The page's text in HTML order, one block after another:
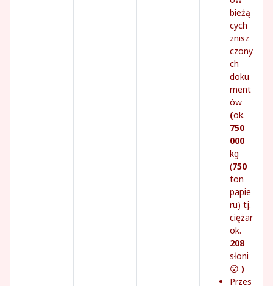
bieżą
cych
znisz
czony
ch
doku
ment
ów
(ok.
750
000
kg
(750
ton
papie
ru) tj.
ciężar
ok.
208
słoni
😮 )
Przes